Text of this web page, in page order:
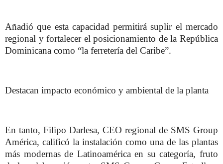
Añadió que esta capacidad permitirá suplir el mercado
regional y fortalecer el posicionamiento de la República
Dominicana como “la ferretería del Caribe”.
Destacan impacto económico y ambiental de la planta
En tanto, Filipo Darlesa, CEO regional de SMS Group
América, calificó la instalación como una de las plantas
más modernas de Latinoamérica en su categoría, fruto